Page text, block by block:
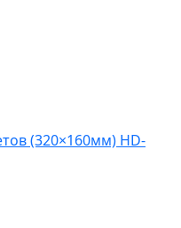
(320×160мм) HD-